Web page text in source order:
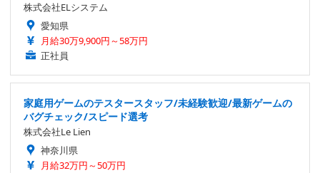
株式会社ELシステム
愛知県
月給30万9,900円～58万円
正社員
家庭用ゲームのテスタースタッフ/未経験歓迎/最新ゲームの
バグチェック/スピード選考
株式会社Le Lien
神奈川県
月給32万円～50万円